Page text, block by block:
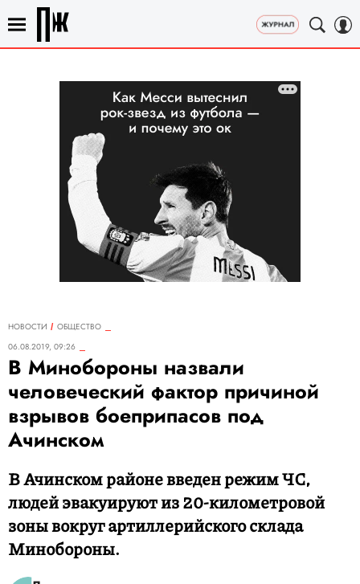
НОВОСТИ
ОБЩЕСТВО
06.08.2019, 09:26
В Минобороны назвали
человеческий фактор причиной
взрывов боеприпасов под
Ачинском
В Ачинском районе введен режим ЧС,
людей эвакуируют из 20-километровой
зоны вокруг артиллерийского склада
Минобороны.